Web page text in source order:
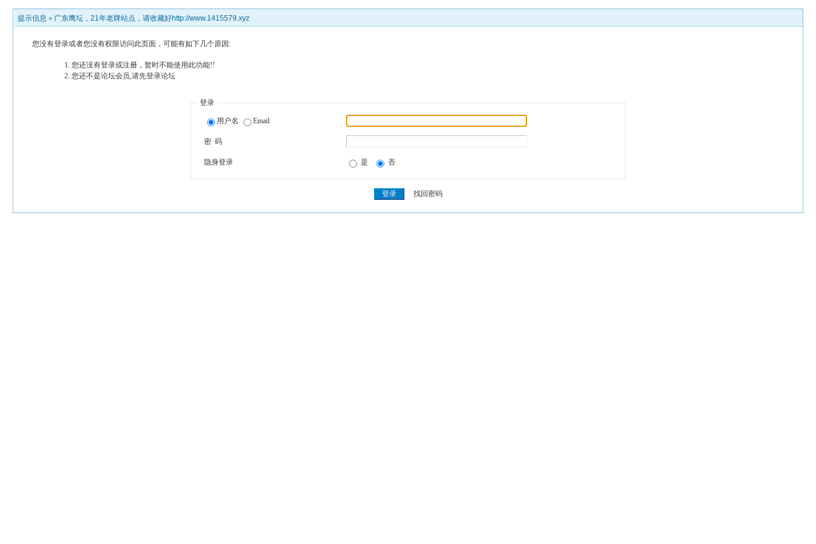
提示信息 » 广东鹰坛，21年老牌站点，请收藏好http://www.1415579.xyz
您没有登录或者您没有权限访问此页面，可能有如下几个原因:
您还没有登录或注册，暂时不能使用此功能!!
您还不是论坛会员,请先登录论坛
登录
用户名 Email
密 码
隐身登录 是 否
找回密码